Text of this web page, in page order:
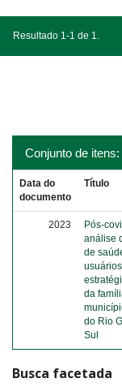
Resultado 1-1 de 1.
Conjunto de itens:
Data do
documento
Título
2023
Pós-
análise
de
da
do Rio
Sul
Busca facetada